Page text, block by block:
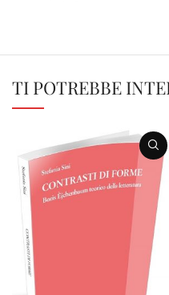
TI POTREBBE